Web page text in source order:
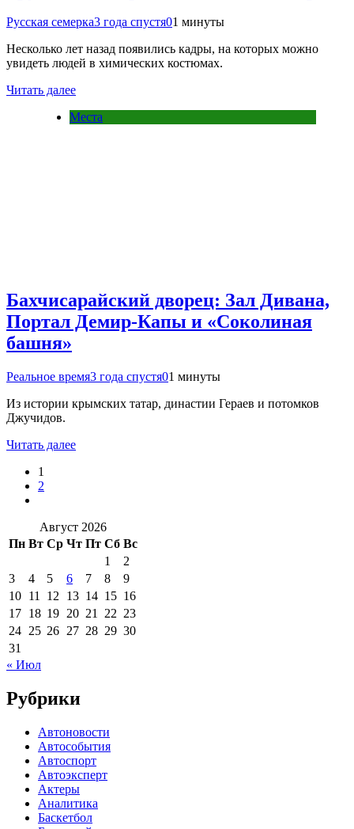
Русская семерка3 года спустя01 минуты
Несколько лет назад появились кадры, на которых можно
увидеть людей в химических костюмах.
Читать далее
Места
Бахчисарайский дворец: Зал Дивана,
Портал Демир-Капы и «Соколиная
башня»
Реальное время3 года спустя01 минуты
Из истории крымских татар, династии Гераев и потомков
Джучидов.
Читать далее
1
2
Август 2026
Пн Вт Ср Чт Пт Сб Вс
1
2
3
4 5 6 7 8
9
10 11 12 13 14 15 16
17 18 19 20 21 22 23
24 25 26 27 28 29 30
31
« Июл
Рубрики
Автоновости
Автособытия
Автоспорт
Автоэксперт
Актеры
Аналитика
Баскетбол